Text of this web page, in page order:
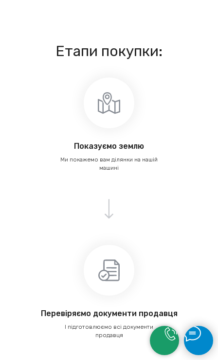
Етапи покупки:
Ми покажемо вам ділянки на нашій
машині
Показуємо землю
Перевіряємо документи продавця
І підготовлюємо всі документи
продавця